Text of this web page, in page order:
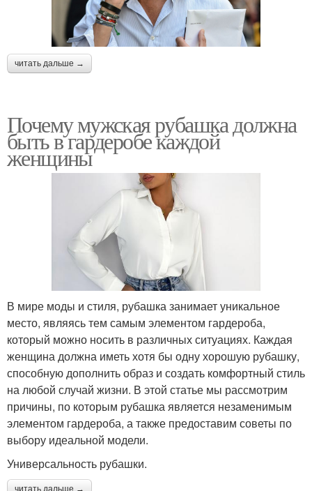
читать дальше →
Почему мужская рубашка должна
быть в гардеробе каждой
женщины
В мире моды и стиля, рубашка занимает уникальное
место, являясь тем самым элементом гардероба,
который можно носить в различных ситуациях. Каждая
женщина должна иметь хотя бы одну хорошую рубашку,
способную дополнить образ и создать комфортный стиль
на любой случай жизни. В этой статье мы рассмотрим
причины, по которым рубашка является незаменимым
элементом гардероба, а также предоставим советы по
выбору идеальной модели.
Универсальность рубашки.
читать дальше →